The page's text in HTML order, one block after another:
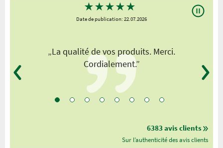
★★★★★
Date de publication: 22.07.2026
„La qualité de vos produits. Merci.
Cordialement.”
6383 avis clients
Sur l’authenticité des avis clients